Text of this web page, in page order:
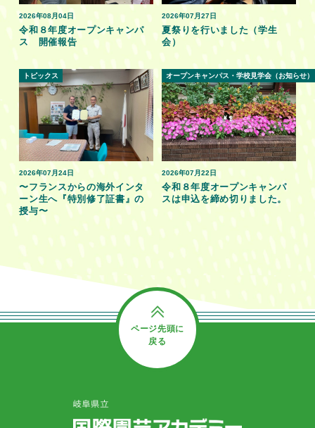
2026年08月04日
令和８年度オープンキャンパ
ス 開催報告
2026年07月27日
夏祭りを行いました（学生
会）
2026年07月24日
トピックス
〜フランスからの海外インタ
ーン生へ『特別修了証書』の
授与〜
2026年07月22日
オープンキャンパス・学校見学会（お知らせ）
令和８年度オープンキャンパ
スは申込を締め切りました。
ページ先頭に
戻る